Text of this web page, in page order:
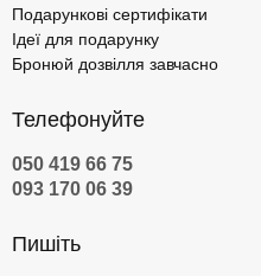
Подарункові сертифікати
Ідеї для подарунку
Бронюй дозвілля завчасно
Телефонуйте
050 419 66 75
093 170 06 39
Пишіть